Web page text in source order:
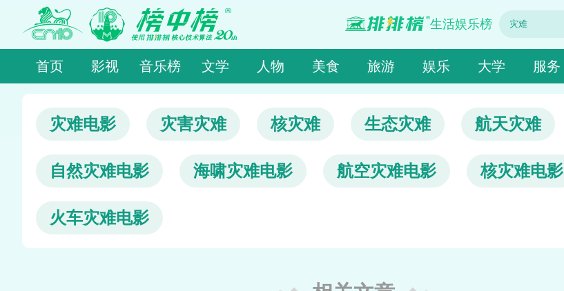
生活娱乐榜
首页 影视 音乐榜 文学 人物 美食 旅游 娱乐 大学 服务
灾难电影 灾害灾难 核灾难 生态灾难 航天灾难
自然灾难电影 海啸灾难电影 航空灾难电影 核灾难电影
火车灾难电影